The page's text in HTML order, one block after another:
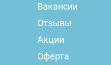
Контакты
Оферта
Отзывы
Акции
Вакансии